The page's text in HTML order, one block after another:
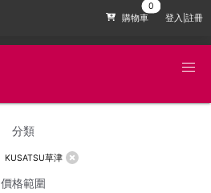
購物車 登入|註冊
分類
KUSATSU草津
價格範圍